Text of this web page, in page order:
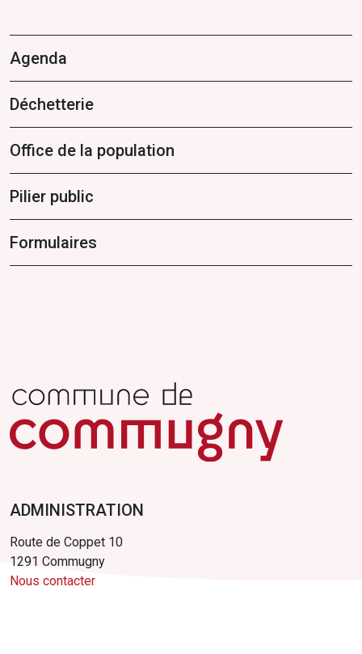
Agenda
Déchetterie
Office de la population
Pilier public
Formulaires
ADMINISTRATION
Route de Coppet 10
1291 Commugny
Nous contacter